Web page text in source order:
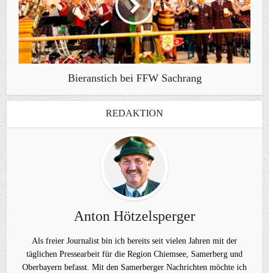
Bieranstich bei FFW Sachrang
REDAKTION
Anton Hötzelsperger
Als freier Journalist bin ich bereits seit vielen Jahren mit der
täglichen Pressearbeit für die Region Chiemsee, Samerberg und
Oberbayern befasst. Mit den Samerberger Nachrichten möchte ich